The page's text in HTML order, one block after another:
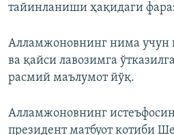
тайинланиши ҳақидаги
Алламжоновнинг нима учун
ва қайси лавозимга
расмий маълумот йўқ.
Алламжоновнинг
президент матбуот котиби